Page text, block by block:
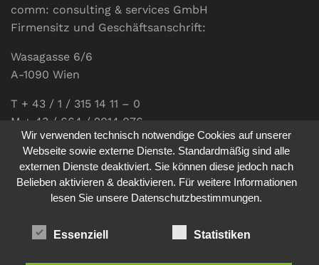
comm: consulting & services GmbH
Firmensitz und Geschäftsanschrift:
Wasagasse 6/6
A-1090 Wien
T + 43 / 1 / 315 14 11 – 0
M + 43 / 664 / 2014 076
E-Mail:office@communications.co.at
Homepage:www.communications.co.at
UID: ATU 811 196 56
Sabine Pöhacker MSc.
Wir verwenden technisch notwendige Cookies auf unserer
Webseite sowie externe Dienste. Standardmäßig sind alle
externen Dienste deaktiviert. Sie können diese jedoch nach
Belieben aktivieren & deaktivieren. Für weitere Informationen
lesen Sie unsere Datenschutzbestimmungen.
Essenziell Statistiken